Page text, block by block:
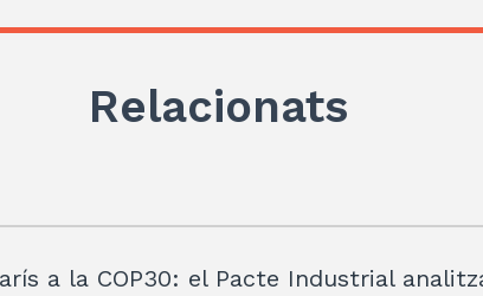
Relacionats
a la COP30: el Pacte Industrial